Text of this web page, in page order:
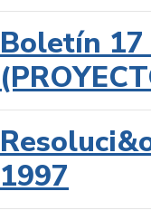
Boletín 17
1997